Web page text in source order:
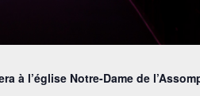
à l’église Notre-Dame de